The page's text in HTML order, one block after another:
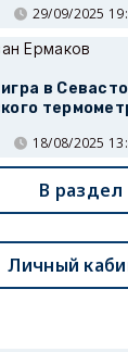
29/09/2025
Ермаков
в
18/08/2025
В раздел
Личный